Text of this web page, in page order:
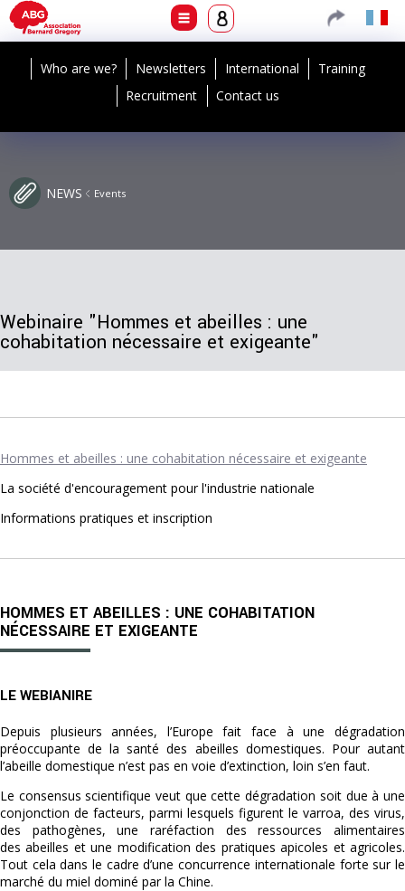
Who are we? Newsletters International
Training
Recruitment
Contact us
NEWS Events
Webinaire "Hommes et abeilles : une
cohabitation nécessaire et exigeante"
Hommes et abeilles : une cohabitation nécessaire et exigeante
La société d'encouragement pour l'industrie nationale
Informations pratiques et inscription
HOMMES ET ABEILLES : UNE COHABITATION
NÉCESSAIRE ET EXIGEANTE
LE WEBIANIRE
Depuis plusieurs années, l’Europe fait face à une dégradation
préoccupante de la santé des abeilles domestiques. Pour autant
l’abeille domestique n’est pas en voie d’extinction, loin s’en faut.
Le consensus scientifique veut que cette dégradation soit due à une
conjonction de facteurs, parmi lesquels figurent le varroa, des virus,
des pathogènes, une raréfaction des ressources alimentaires
des abeilles et une modification des pratiques apicoles et agricoles.
Tout cela dans le cadre d’une concurrence internationale forte sur le
marché du miel dominé par la Chine.